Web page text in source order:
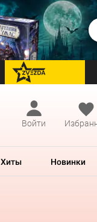
перейти на Zvezda
Войти
Хиты Новинки